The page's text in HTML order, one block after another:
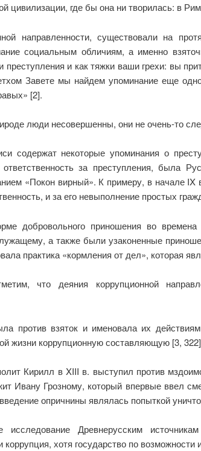
цивилизации, где бы она ни творилась: в
направленности, существовали на
социальным обличиям, а именно
и как тяжки ваши грехи: вы
Завете мы найдем упоминание еще
[2].
люди несовершенны, они не очень-то
содержат некоторые упоминания о
ответственность за преступления, была
«Покон вирный». К примеру, в начале
и за его невыполнение простых
добровольного приношения во времена
а также были узаконенные
практика «кормления от дел», которая
что деяния коррупционной
против взяток и именовала их
жизни коррупционную составляющую [3,
Кирилл в XIII в. выступил против
Ивану Грозному, который впервые ввел
опричнины являлась попыткой
исследование Древнерусским
хотя государство по